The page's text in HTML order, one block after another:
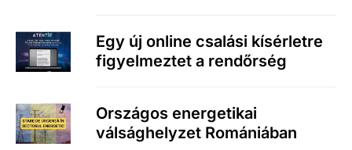
Egy új online csalási kísérletre
figyelmeztet a rendőrség
Országos energetikai
válsághelyzet Romániában